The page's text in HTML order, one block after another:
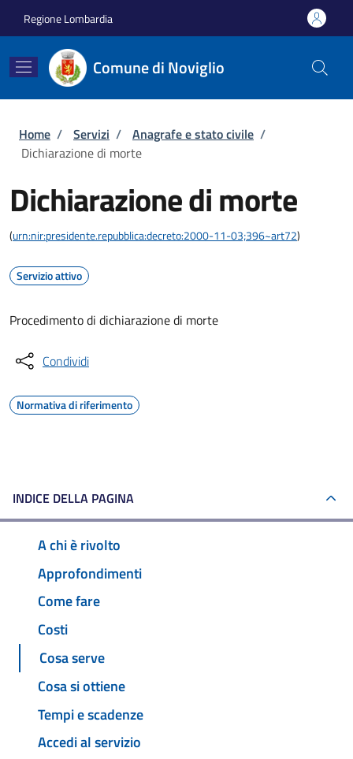
Regione Lombardia
Comune di Noviglio
Briciole di pane
Home / Servizi / Anagrafe e stato civile /
Dichiarazione di morte
Dichiarazione di morte
(urn:nir:presidente.repubblica:decreto:2000-11-03;396~art72)
Servizio attivo
Procedimento di dichiarazione di morte
Condividi
Normativa di riferimento
INDICE DELLA PAGINA
A chi è rivolto
Approfondimenti
Come fare
Costi
Cosa serve
Cosa si ottiene
Tempi e scadenze
Accedi al servizio